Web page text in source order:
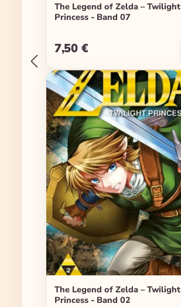
The Legend of Zelda – Twilight
Princess - Band 07
Regulärer Preis:
7,50 €
The Legend of Zelda – Twilight
Princess - Band 02